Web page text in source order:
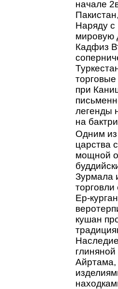
начале
Наряду с
мировую
Кадфиз
при
легенды
на
Одним из
царства
мощной
Зурмала
Ер-
кушан